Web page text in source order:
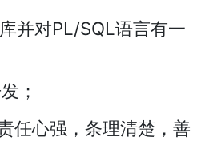
并对PL/SQL语言有一
；
任心强，条理清楚，善